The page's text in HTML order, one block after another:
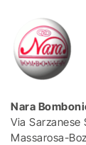
Nara
Via Sarzanese
Massarosa-